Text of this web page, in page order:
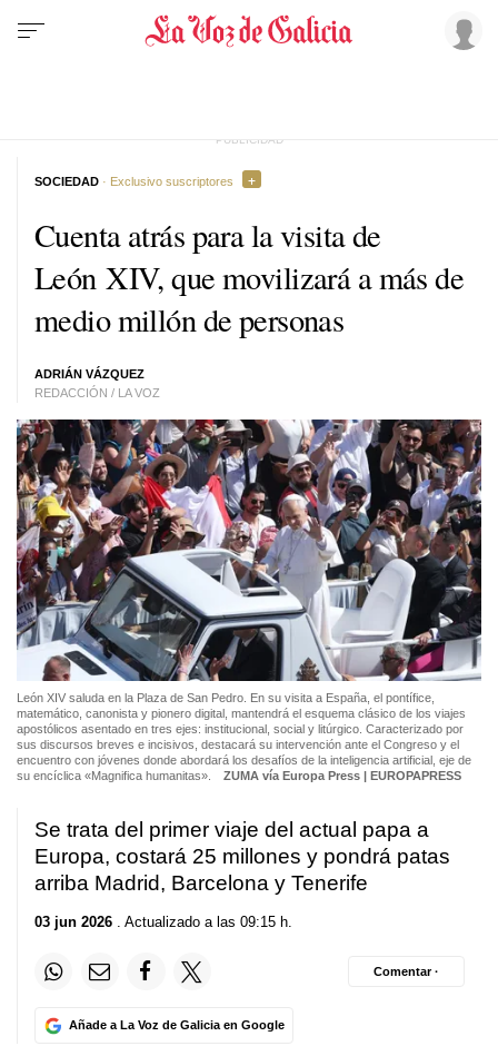
Cuenta atrás para la visita de
León XIV, que movilizará a más de
medio millón de personas
ADRIÁN VÁZQUEZ
REDACCIÓN / LA VOZ
SOCIEDAD · Exclusivo suscriptores
León XIV saluda en la Plaza de San Pedro. En su visita a España, el pontífice,
matemático, canonista y pionero digital, mantendrá el esquema clásico de los viajes
apostólicos asentado en tres ejes: institucional, social y litúrgico. Caracterizado por
sus discursos breves e incisivos, destacará su intervención ante el Congreso y el
encuentro con jóvenes donde abordará los desafíos de la inteligencia artificial, eje de
su encíclica «Magnifica humanitas».
ZUMA vía Europa Press | EUROPAPRESS
Se trata del primer viaje del actual papa a
Europa, costará 25 millones y pondrá patas
arriba Madrid, Barcelona y Tenerife
03 jun 2026 . Actualizado a las 09:15 h.
Añade a La Voz de Galicia en Google
Comentar ·